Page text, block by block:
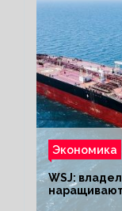
Экономика
WSJ:
из РФ до